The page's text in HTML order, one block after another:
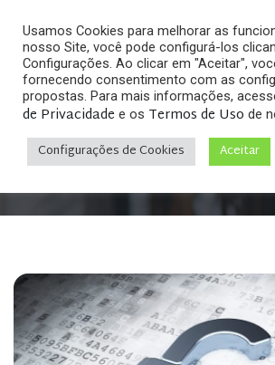
Home »Direito Digital & Internet »
Privacidade
Usamos Cookies para melhorar as
nosso Site, você pode configurá-los
Configurações. Ao clicar em "Aceitar",
fornecendo consentimento com as
propostas. Para mais informações,
de Privacidade e os Termos de Uso de
Configurações de Cookies Aceitar